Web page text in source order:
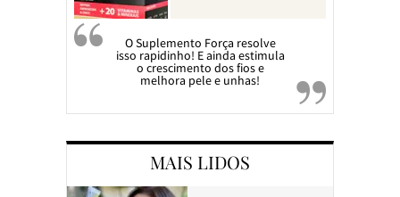
O Suplemento Força resolve
isso rapidinho! E ainda estimula
o crescimento dos fios e
melhora pele e unhas!
MAIS LIDOS